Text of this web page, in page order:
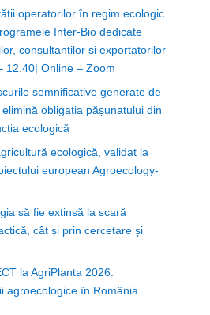
operatorilor în regim ecologic
Inter-Bio dedicate
consultantilor si exportatorilor
12.40| Online – Zoom
semnificative generate de
obligația pășunatului din
ecologică
ecologică, validat la
european Agroecology-
să fie extinsă la scară
cât și prin cercetare și
la AgriPlanta 2026:
agroecologice în România